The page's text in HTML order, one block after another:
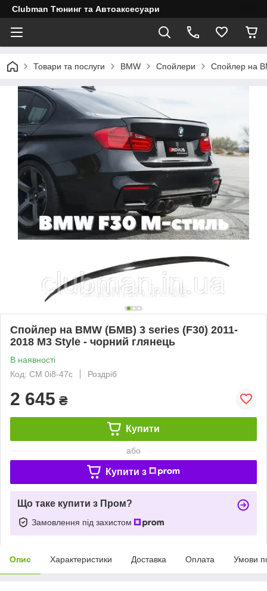
Clubman Тюнинг та Автоаксесуари
Товари та послуги BMW Спойлери Спойлер на
Спойлер на BMW (БМВ) 3 series (F30) 2011-
2018 M3 Style - чорний глянець
В наявності
Код: CM 0i8-47c
Роздріб
2 645 ₴
Купити
або
Купити з
Що таке купити з Пром?
Замовлення під захистом
Опис Характеристики Доставка Оплата Умови